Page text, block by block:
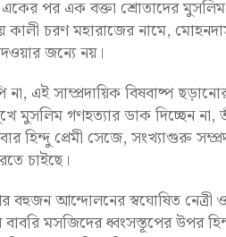
পর এক বক্তা শ্রোতাদের মুসলিম
কালী চরণ মহারাজের নামে,
জন্যে নয়।
এই সাম্প্রদায়িক বিষবাষ্প
মুসলিম গণহত্যার ডাক দিচ্ছেন না,
হিন্দু প্রেমী সেজে, সংখ্যাগুরু
চাইছে।
আন্দোলনের স্বঘোষিত নেত্রী
বাবরি মসজিদের ধ্বংসস্তূপের উপর